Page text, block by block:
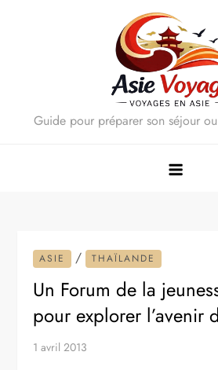
Guide pour préparer son séjour
ASIE / THAÏLANDE
Un Forum de la
pour explorer l’avenir
1 avril 2013